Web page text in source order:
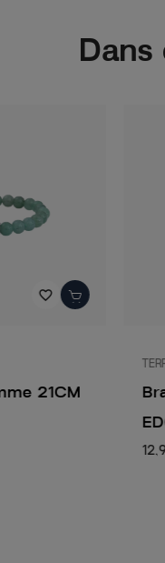
favorite_border
21CM